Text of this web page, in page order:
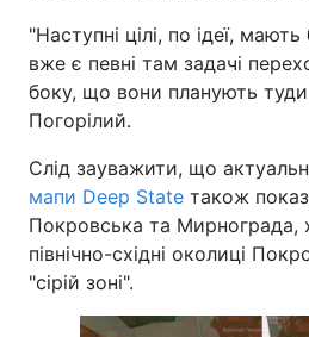
"Наступні цілі, по ідеї,
вже є певні там задачі
боку, що вони планують
Погорілий.
Слід зауважити, що
мапи Deep State також
Покровська та Мирнограда,
північно-східні околиці
"сірій зоні".